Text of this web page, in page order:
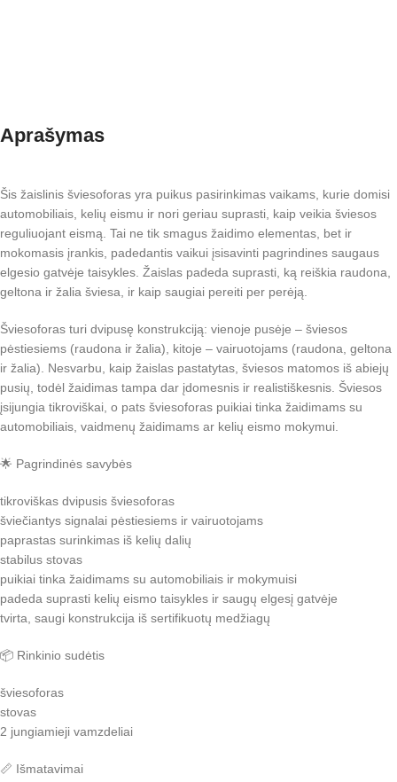
Aprašymas
Šis žaislinis šviesoforas yra puikus pasirinkimas vaikams, kurie domisi
automobiliais, kelių eismu ir nori geriau suprasti, kaip veikia šviesos
reguliuojant eismą. Tai ne tik smagus žaidimo elementas, bet ir
mokomasis įrankis, padedantis vaikui įsisavinti pagrindines saugaus
elgesio gatvėje taisykles. Žaislas padeda suprasti, ką reiškia raudona,
geltona ir žalia šviesa, ir kaip saugiai pereiti per perėją.
Šviesoforas turi dvipusę konstrukciją: vienoje pusėje – šviesos
pėstiesiems (raudona ir žalia), kitoje – vairuotojams (raudona, geltona
ir žalia). Nesvarbu, kaip žaislas pastatytas, šviesos matomos iš abiejų
pusių, todėl žaidimas tampa dar įdomesnis ir realistiškesnis. Šviesos
įsijungia tikroviškai, o pats šviesoforas puikiai tinka žaidimams su
automobiliais, vaidmenų žaidimams ar kelių eismo mokymui.
🌟 Pagrindinės savybės
tikroviškas dvipusis šviesoforas
šviečiantys signalai pėstiesiems ir vairuotojams
paprastas surinkimas iš kelių dalių
stabilus stovas
puikiai tinka žaidimams su automobiliais ir mokymuisi
padeda suprasti kelių eismo taisykles ir saugų elgesį gatvėje
tvirta, saugi konstrukcija iš sertifikuotų medžiagų
📦 Rinkinio sudėtis
šviesoforas
stovas
2 jungiamieji vamzdeliai
📏 Išmatavimai